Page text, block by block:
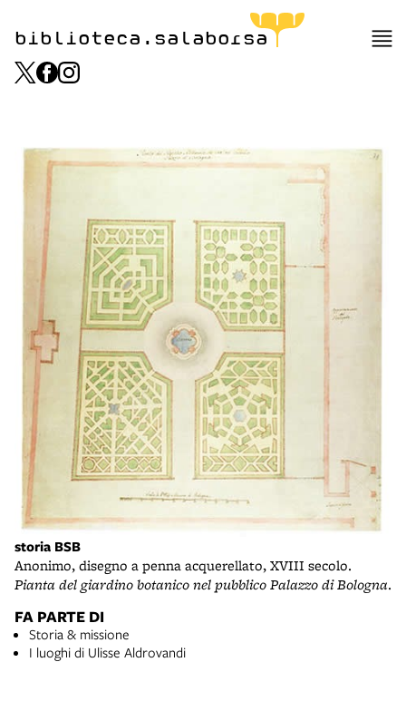
biblioteca.salaborsa
storia BSB
Anonimo, disegno a penna acquerellato, XVIII secolo.
Pianta del giardino botanico nel pubblico Palazzo di Bologna.
FA PARTE DI
Storia & missione
I luoghi di Ulisse Aldrovandi